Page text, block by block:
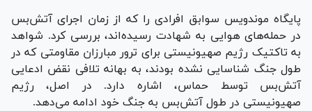
پایگاه موندویس سوابق افرادی را که از زمان اجرای آتش‌بس
در حمله‌های هوایی به شهادت رسیده‌اند، بررسی کرد. شواهد
به تاکتیک رژیم صهیونیستی برای ترور مبارزان مقاومتی که در
طول جنگ شناسایی نشده بودند، به بهانه تلافی نقض ادعایی
آتش‌بس توسط حماس، اشاره دارد. در اصل، رژیم
صهیونیستی در طول آتش‌بس به جنگ خود ادامه می‌دهد.